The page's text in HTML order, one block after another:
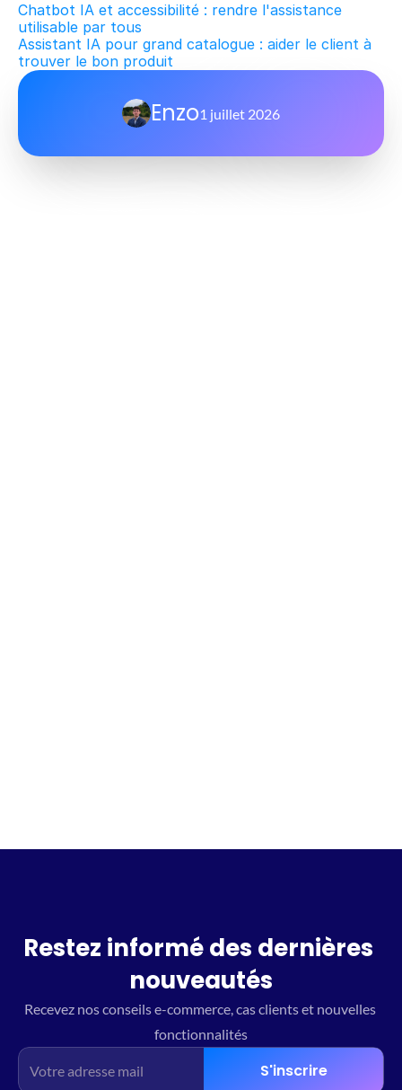
Chatbot IA et accessibilité : rendre l'assistance
utilisable par tous
Assistant IA pour grand catalogue : aider le client à
trouver le bon produit
Enzo1 juillet 2026
Restez informé des dernières
nouveautés
Recevez nos conseils e-commerce, cas clients et nouvelles
fonctionnalités
S'inscrire